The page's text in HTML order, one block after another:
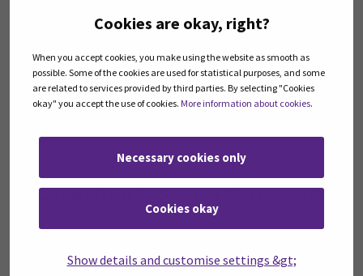
Cookies are okay, right?
When you accept cookies, you make using the website as smooth as
possible. Some of the cookies are used for statistical purposes, and some
are related to services provided by third parties. By selecting "Cookies
okay" you accept the use of cookies. More information about cookies.
Necessary cookies only
Cookies okay
Show details and customise settings &gt;
Uutiskirje ilmestyy 6 kertaa vuodessa. Se on
kooste kirjaston ajankohtaisista asioista, uusista
palveluista ja aineistoista.
TILAA UUTISKIRJE
(OPENS IN A NEW
SEURAA MEITÄ SOSIAALISESSA MEDIASSA
Seuraa meitä sosiaalisessa mediassa: